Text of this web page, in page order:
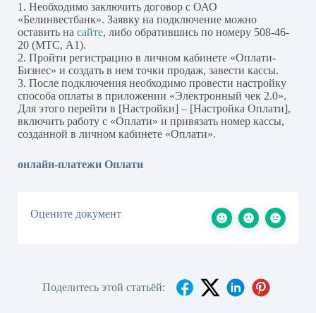
1. Необходимо заключить договор с ОАО
«Белинвестбанк». Заявку на подключение можно
оставить на сайте, либо обратившись по номеру 508-46-
20 (МТС, А1).
2. Пройти регистрацию в личном кабинете «Оплати-
Бизнес» и создать в нем точки продаж, завести кассы.
3. После подключения необходимо провести настройку
способа оплаты в приложении «Электронный чек 2.0».
Для этого перейти в [Настройки] – [Настройка Оплати],
включить работу с «Оплати» и привязать номер кассы,
созданной в личном кабинете «Оплати».
онлайн-платежи Оплати
Оцените документ
Поделитесь этой статьёй: